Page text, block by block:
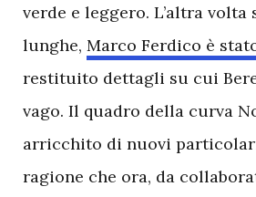
verde e leggero. L’altra volta
lunghe, Marco Ferdico è
restituito dettagli su cui
vago. Il quadro della curva
arricchito di nuovi
ragione che ora, da